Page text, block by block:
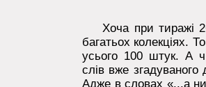
Хоча при тиражі
багатьох колекціях.
усього 100 штук. А
слів вже згадуваного
Адже в словах «...а